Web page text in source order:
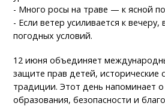
- Много росы на траве — к ясной
- Если ветер усиливается к
погодных условий.
12 июня объединяет
защите прав детей, исторические
традиции. Этот день напоминает
образования, безопасности и